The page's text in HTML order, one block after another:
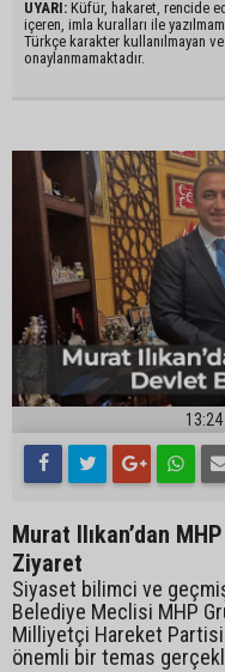
UYARI: Küfür, hakaret, rencide
içeren, imla kuralları ile
Türkçe karakter kullanılmayan
onaylanmamaktadır.
13:24
Murat Ilıkan’dan
Ziyaret
Siyaset bilimci ve
Belediye Meclisi MHP
Milliyetçi Hareket Partisi
önemli bir temas